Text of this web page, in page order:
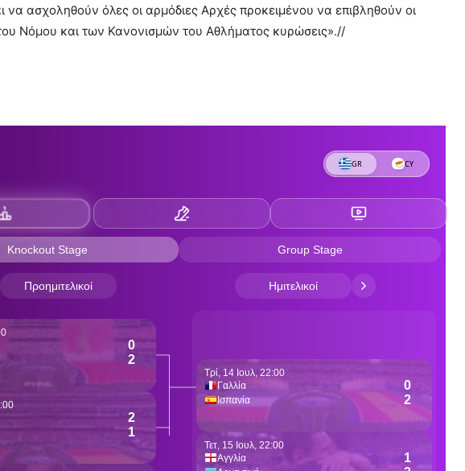
να ασχοληθούν όλες οι αρμόδιες Αρχές προκειμένου να επιβληθούν οι
Νόμου και των Κανονισμών του Αθλήματος κυρώσεις».//